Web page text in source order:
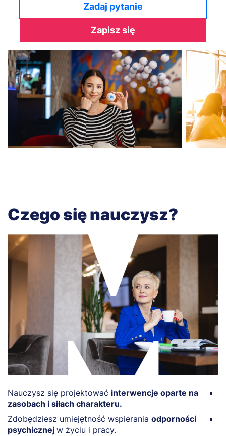
Zadaj pytanie
Zapisz się
Czego się nauczysz?
Nauczysz się projektować interwencje oparte na
zasobach i siłach charakteru.
Zdobędziesz umiejętność wspierania odporności
psychicznej w życiu i pracy.